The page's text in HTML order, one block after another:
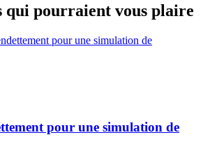
qui pourraient vous plaire
pour une simulation de